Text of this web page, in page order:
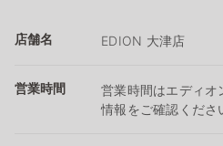
店舗名 EDION 大津店
営業時間
営業時間はエディオ
情報をご確認くださ